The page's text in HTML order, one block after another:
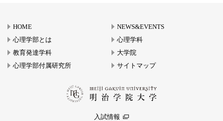
HOME
NEWS&EVENTS
心理学部とは
心理学科
教育発達学科
大学院
心理学部付属研究所
サイトマップ
入試情報